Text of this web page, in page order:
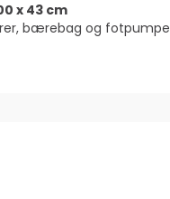
x 43 cm
bærebag og fotpumpe